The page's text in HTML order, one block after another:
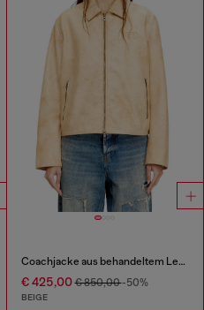
Coachjacke aus behandeltem Leder
€ 425,00€ 850,00-50%
BEIGE